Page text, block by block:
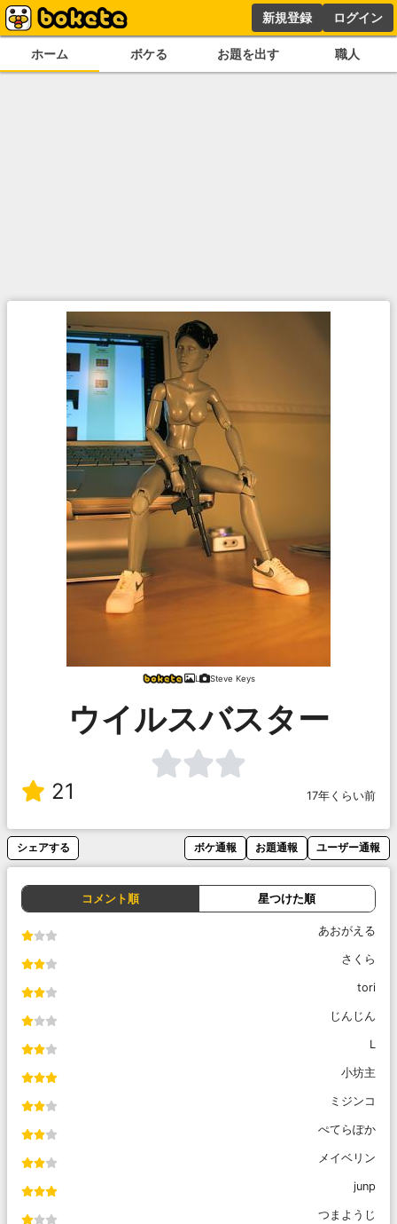
新規登録 ログイン
ホーム ボケる お題を出す 職人
L Steve Keys
ウイルスバスター
21 17年くらい前
シェアする ボケ通報 お題通報 ユーザー通報
コメント順 星つけた順
あおがえる
さくら
tori
じんじん
L
小坊主
ミジンコ
ぺてらぽか
メイベリン
junp
つまようじ